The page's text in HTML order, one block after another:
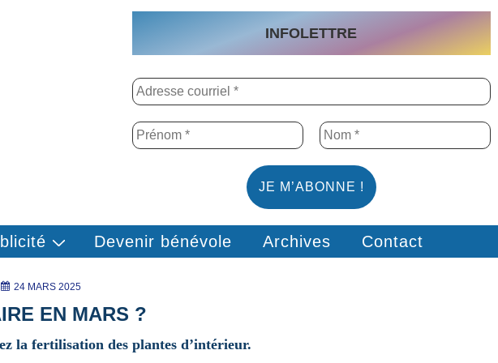
INFOLETTRE
Devenir bénévole Archives Contact
24 MARS 2025
EN MARS ?
la fertilisation des plantes d’intérieur.